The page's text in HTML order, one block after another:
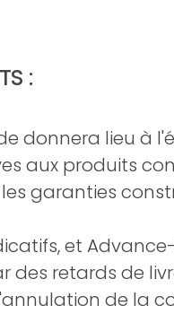
:
donnera lieu à
aux produits
garanties
et
retards de
de la